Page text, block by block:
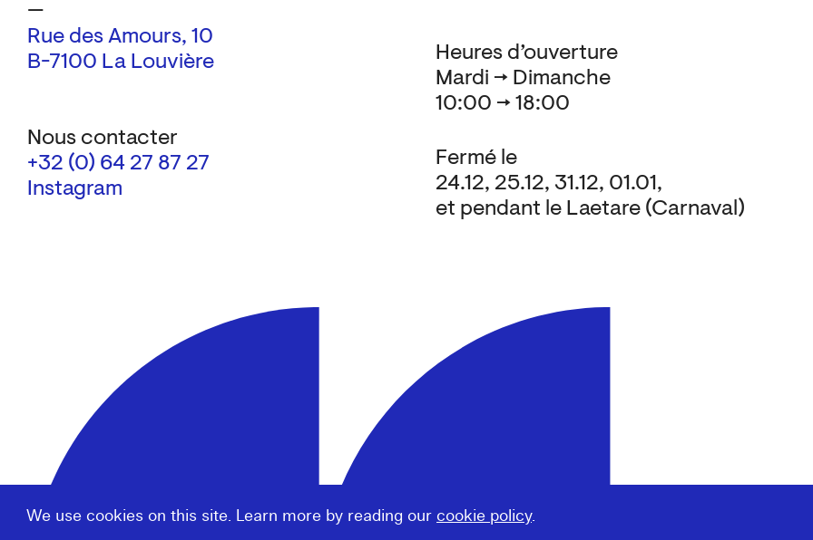
We use cookies on this site. Learn more by reading our cookie policy.
—
Rue des Amours, 10
B-7100 La Louvière
Nous contacter
+32 (0) 64 27 87 27
Instagram
Heures d’ouverture
Mardi → Dimanche
10:00 → 18:00
Fermé le
24.12, 25.12, 31.12, 01.01,
et pendant le Laetare (Carnaval)